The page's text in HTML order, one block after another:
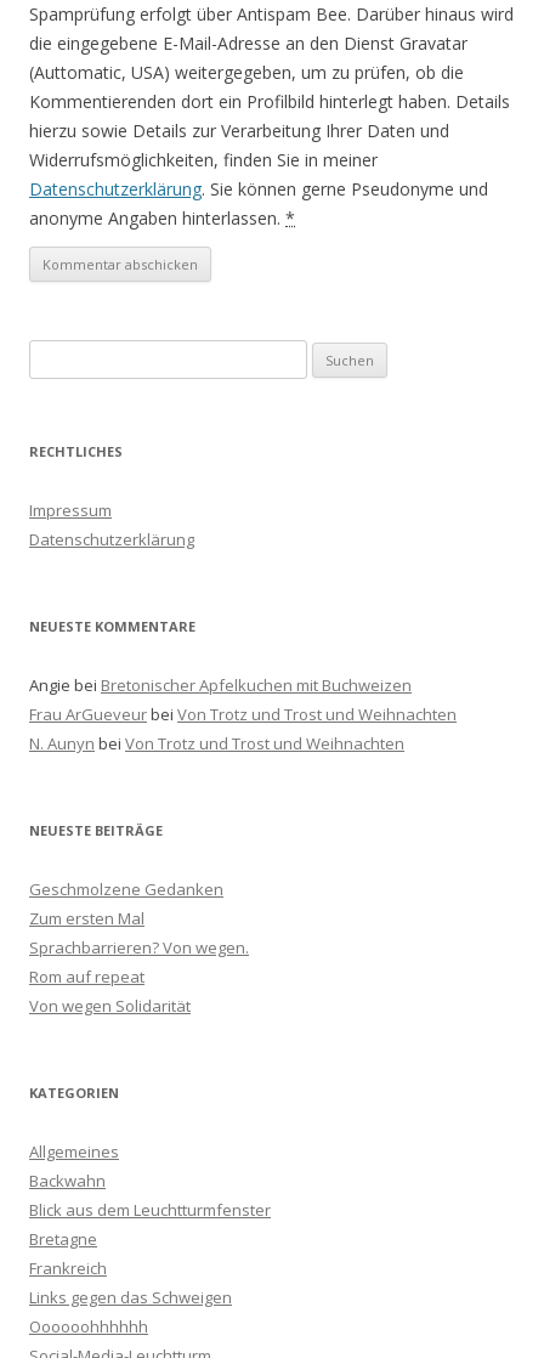
Spamprüfung erfolgt über Antispam Bee. Darüber hinaus wird
die eingegebene E-Mail-Adresse an den Dienst Gravatar
(Auttomatic, USA) weitergegeben, um zu prüfen, ob die
Kommentierenden dort ein Profilbild hinterlegt haben. Details
hierzu sowie Details zur Verarbeitung Ihrer Daten und
Widerrufsmöglichkeiten, finden Sie in meiner
Datenschutzerklärung. Sie können gerne Pseudonyme und
anonyme Angaben hinterlassen. *
u
h
n
a
:
RECHTLICHES
Impressum
Datenschutzerklärung
NEUESTE KOMMENTARE
Angie bei Bretonischer Apfelkuchen mit Buchweizen
Frau ArGueveurbei Von Trotz und Trost und Weihnachten
N. Aunyn bei Von Trotz und Trost und Weihnachten
NEUESTE BEITRÄGE
Geschmolzene Gedanken
Zum ersten Mal
Sprachbarrieren? Von wegen.
Rom auf repeat
Von wegen Solidarität
KATEGORIEN
Allgemeines
Backwahn
Blick aus dem Leuchtturmfenster
Bretagne
Frankreich
Links gegen das Schweigen
Oooooohhhhhh